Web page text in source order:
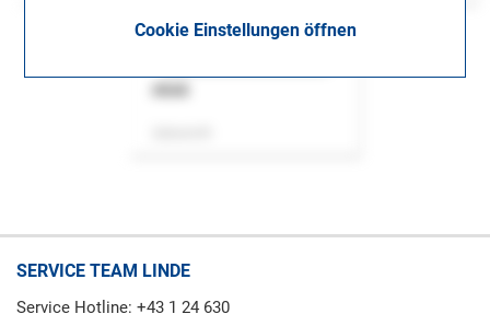
Cookie Einstellungen öffnen
SERVICE TEAM LINDE
Service Hotline: +43 1 24 630